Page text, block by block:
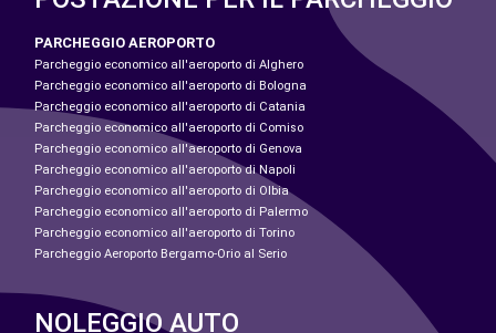
PARCHEGGIO AEROPORTO
Parcheggio economico all'aeroporto di Alghero
Parcheggio economico all'aeroporto di Bologna
Parcheggio economico all'aeroporto di Catania
Parcheggio economico all'aeroporto di Comiso
Parcheggio economico all'aeroporto di Genova
Parcheggio economico all'aeroporto di Napoli
Parcheggio economico all'aeroporto di Olbia
Parcheggio economico all'aeroporto di Palermo
Parcheggio economico all'aeroporto di Torino
Parcheggio Aeroporto Bergamo-Orio al Serio
NOLEGGIO AUTO